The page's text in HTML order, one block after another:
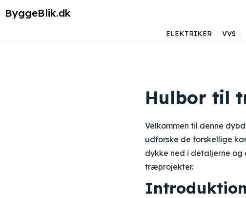
ByggeBlik.dk
ELEKTRIKER VVS
Hulbor til
Velkommen til denne
udforske de forskellige
dykke ned i detaljerne
træprojekter.
Introduktion